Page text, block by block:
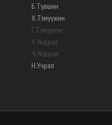
Б.Түвшин
Х.Тэмүүжин
Г.Тэмүүлэн
А.Ундраа
Ч.Ундрам
Н.Учрал